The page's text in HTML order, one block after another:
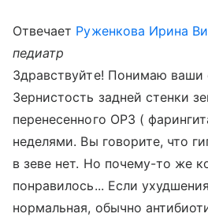
Отвечает Руженкова Ирина
педиатр
Здравствуйте! Понимаю ваши
Зернистость задней стенки
перенесенного ОРЗ (
неделями. Вы говорите, что
в зеве нет. Но почему-то же
понравилось... Если
нормальная, обычно